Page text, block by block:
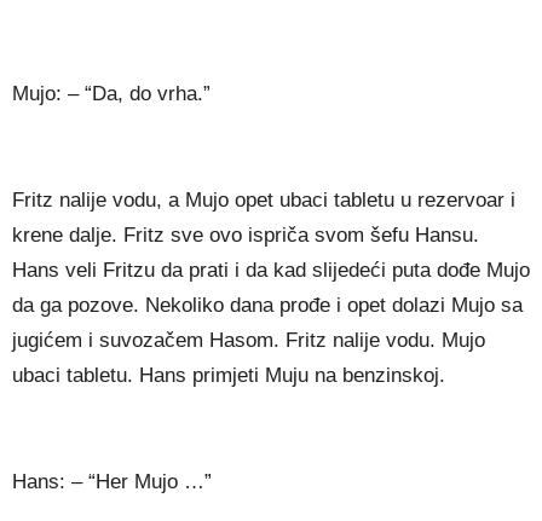
Mujo: – “Da, do vrha.”
Fritz nalije vodu, a Mujo opet ubaci tabletu u rezervoar i
krene dalje. Fritz sve ovo ispriča svom šefu Hansu.
Hans veli Fritzu da prati i da kad slijedeći puta dođe Mujo
da ga pozove. Nekoliko dana prođe i opet dolazi Mujo sa
jugićem i suvozačem Hasom. Fritz nalije vodu. Mujo
ubaci tabletu. Hans primjeti Muju na benzinskoj.
Hans: – “Her Mujo …”